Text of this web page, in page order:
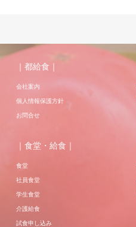
｜都給食｜
会社案内
個人情報保護方針
お問合せ
｜食堂・給食｜
食堂
社員食堂
学生食堂
介護給食
試食申し込み